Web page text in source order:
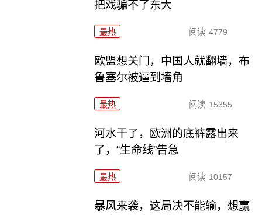
把戏骗不了东大
最热 阅读 4779
欧盟想关门，中国人就翻墙，布
鲁塞尔被逼到墙角
最热 阅读 15355
河水干了，欧洲的底裤露出来
了，“生命线”告急
最热 阅读 10157
暴风来袭，这局决不能输，想赢